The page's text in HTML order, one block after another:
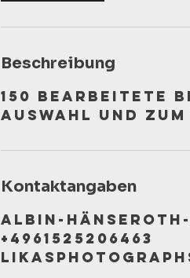
Beschreibung
150 bearbeitete
Auswahl und
Kontaktangaben
Albin-Hänseroth-
+4961525206463